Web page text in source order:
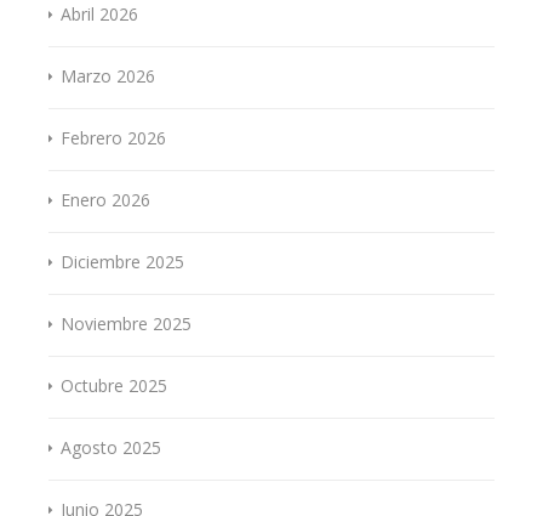
Abril 2026
Marzo 2026
Febrero 2026
Enero 2026
Diciembre 2025
Noviembre 2025
Octubre 2025
Agosto 2025
Junio 2025